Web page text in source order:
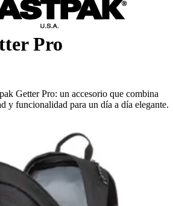
Pro
Getter Pro: un accesorio que combina
y funcionalidad para un día a día elegante.